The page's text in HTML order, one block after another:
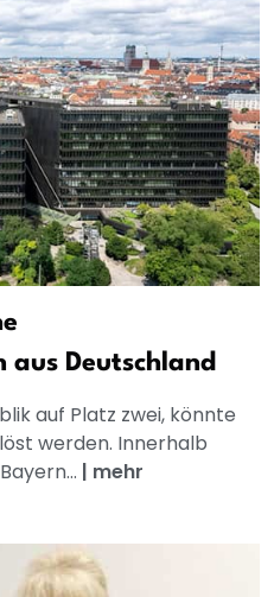
aus Deutschland
auf Platz zwei, könnte
werden. Innerhalb
| mehr